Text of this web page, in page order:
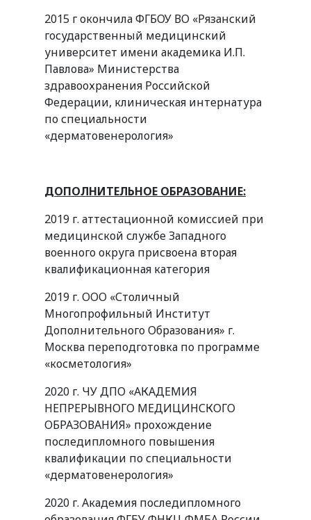
2015 г окончила ФГБОУ ВО «Рязанский
государственный медицинский
университет имени академика И.П.
Павлова» Министерства
здравоохранения Российской
Федерации, клиническая интернатура
по специальности
«дерматовенерология»
ДОПОЛНИТЕЛЬНОЕ ОБРАЗОВАНИЕ:
2019 г. аттестационной комиссией при
медицинской службе Западного
военного округа присвоена вторая
квалификационная категория
2019 г. ООО «Столичный
Многопрофильный Институт
Дополнительного Образования» г.
Москва переподготовка по программе
«косметология»
2020 г. ЧУ ДПО «АКАДЕМИЯ
НЕПРЕРЫВНОГО МЕДИЦИНСКОГО
ОБРАЗОВАНИЯ» прохождение
последипломного повышения
квалификации по специальности
«дерматовенерология»
2020 г. Академия последипломного